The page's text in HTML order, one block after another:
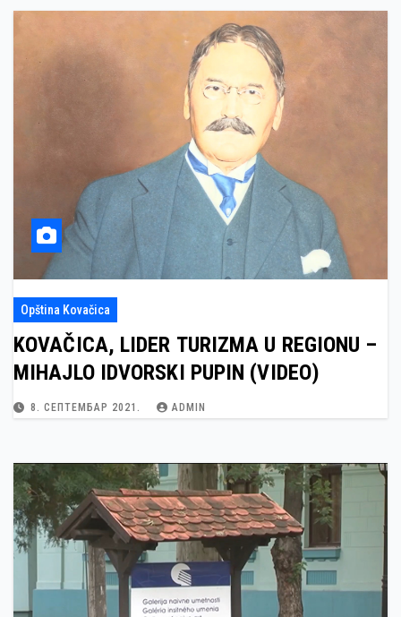
Opština Kovačica
KOVAČICA, LIDER TURIZMA U REGIONU –
MIHAJLO IDVORSKI PUPIN (VIDEO)
8. СЕПТЕМБАР 2021. ADMIN